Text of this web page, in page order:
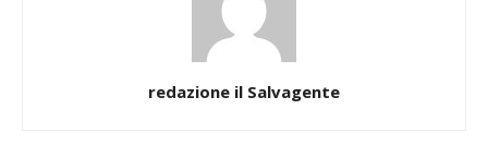
redazione il Salvagente